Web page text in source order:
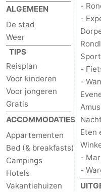
ALGEMEEN
De stad
Weer
TIPS
Reisplan
Voor kinderen
Voor jongeren
Gratis
ACCOMMODATIES
Appartementen
Bed (& breakfasts)
Campings
Hotels
Vakantiehuizen
-
-
-
-
Eten
-
-